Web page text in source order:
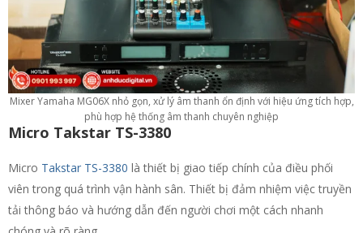
Mixer Yamaha MG06X nhỏ gọn, xử lý âm thanh ổn định với hiệu ứng tích hợp,
phù hợp hệ thống âm thanh chuyên nghiệp
Micro Takstar TS-3380
Micro Takstar TS-3380 là thiết bị giao tiếp chính của điều phối
viên trong quá trình vận hành sân. Thiết bị đảm nhiệm việc truyền
tải thông báo và hướng dẫn đến người chơi một cách nhanh